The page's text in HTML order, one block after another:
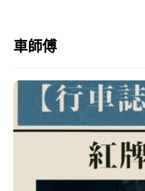
車師傅